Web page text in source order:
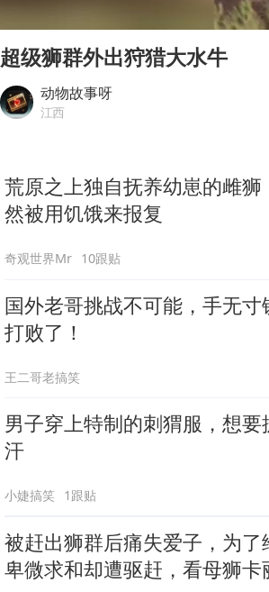
日本试射“战斧”
胡彦斌获《歌手
超级狮群外出狩猎大水牛
动物故事呀
江西
荒原之上独自抚养幼崽的雌
然被用饥饿来报复
奇观世界Mr 10跟贴
国外老哥挑战不可能，手无
打败了！
王二哥老搞笑
男子穿上特制的刺猬服，想
汗
小婕搞笑 1跟贴
被赶出狮群后痛失爱子，为
卑微求和却遭驱赶，看母狮